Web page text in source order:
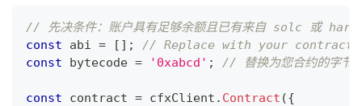
// 先决条件：账户具有足够余额且已有来自 solc 或
const abi = [ ] ;
// Replace with your
const bytecode = '0xabcd' ; // 替换为您合约的字节
const contract = cfxClient . Contract ({